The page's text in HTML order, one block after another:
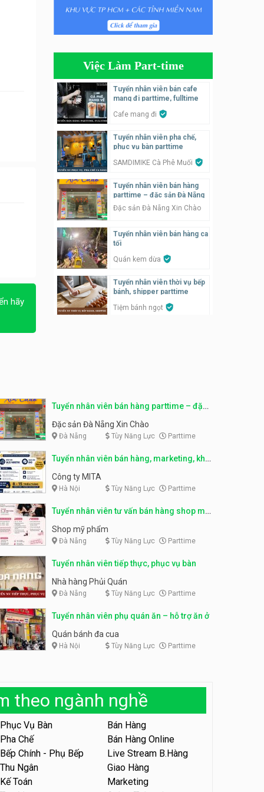
hãy
Tuyển nhân viên phụ quán ăn
– hỗ trợ ăn ở
parttime
GÀ GÔ FASTFOOD
parttime
Tuyển nhân viên pha chế
tiệm trà sữa
TRÀ SỮA THÁI LAN
Tuyển nhân viên tư vấn bán
hàng tiệm bánh ngọt
Tiệm bánh ngọt
Tuyển nhân viên pha chế,
SNACK BAR NHẬT
parttime
Shop online
bàn, phụ bếp
bàn parttime
trực page, thu ngân parttime
GRAVI ESCAPE ROOM
Việc Làm Part-time
Tuyển nhân viên bán cafe
mang đi parttime, fulltime
Cafe mang đi
Tuyển nhân viên pha chế,
phục vụ bàn parttime
SAMDIMIKE Cà Phê Muối
Tuyển nhân viên bán hàng
parttime – đặc sản Đà Nẵng
Đặc sản Đà Nẵng Xin Chào
Tuyển nhân viên bán hàng ca
tối
Quán kem dừa
Tuyển nhân viên thời vụ bếp
bánh, shipper parttime
Tiệm bánh ngọt
Shop online
Tuyển nhân viên phục vụ
động
Khu vui chơi May Town
Tuyển nhân viên tư vấn bán
Shop mỹ phẩm
Tuyển nhân viên bán hàng,
KIBO KIDS
Tuyển nhân viên edit ảnh,
Công ty
Tuyển nhân viên tiếp thực,
Tuyển nhân viên phục vụ ca
tối – quán kem dừa
Quán kem dừa
Tuyển nhân viên phụ bếp –
Bún Đậu Mắm Tôm – Bếp
Bún Đậu Mắm Tôm - Bếp Tiên
Tuyển nhân viên bán hàng parttime – đặc
sản Đà Nẵng
Đặc sản Đà Nẵng Xin Chào
Đà Nẵng Tùy Năng Lực Parttime
Tuyển nhân viên bán hàng, marketing, kho
– parttime, fulltime
Công ty MITA
Hà Nội Tùy Năng Lực Parttime
Tuyển nhân viên tư vấn bán hàng shop mỹ
phẩm
Shop mỹ phẩm
Đà Nẵng Tùy Năng Lực Parttime
Tuyển nhân viên tiếp thực, phục vụ bàn
Nhà hàng Phủi Quán
Đà Nẵng Tùy Năng Lực Parttime
Tuyển nhân viên phụ quán ăn – hỗ trợ ăn ở
Quán bánh đa cua
Hà Nội Tùy Năng Lực Parttime
theo ngành nghề
Phục Vụ Bàn
Bán Hàng
Pha Chế
Bán Hàng Online
Bếp Chính - Phụ Bếp
Live Stream B.Hàng
Thu Ngân
Giao Hàng
Kế Toán
Marketing